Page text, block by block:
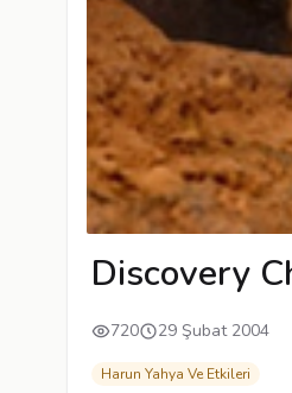
Discovery
720 29 Şubat 2004
Harun Yahya Ve Etkileri